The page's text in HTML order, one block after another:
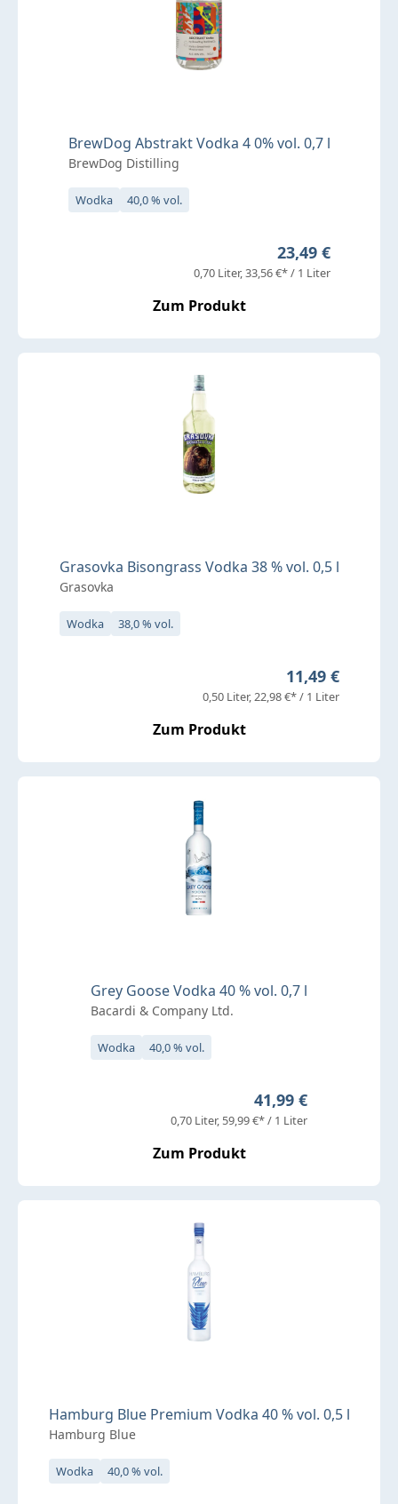
BrewDog Abstrakt Vodka 4 0% vol. 0,7 l
BrewDog Distilling
Wodka 40,0 % vol.
Regulärer Preis:
23,49 €
0,70 Liter 33,56 €* / 1 Liter
Zum Produkt
Grasovka Bisongrass Vodka 38 % vol. 0,5 l
Grasovka
Wodka 38,0 % vol.
Regulärer
11,49 €
0,50 Liter 22,98 €* / 1 Liter
Zum Produkt
Grey Goose Vodka 40 % vol. 0,7 l
Bacardi & Company Ltd.
Wodka 40,0 % vol.
Regulärer Preis:
41,99 €
0,70 Liter 59,99 €* / 1 Liter
Zum Produkt
Hamburg Blue Premium Vodka 40 % vol. 0,5 l
Hamburg Blue
Wodka 40,0 % vol.